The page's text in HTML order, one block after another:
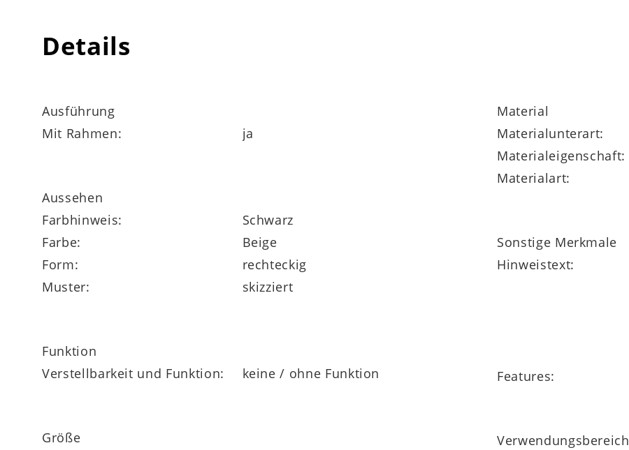
Details
Ausführung
Mit Rahmen:
ja
Aussehen
Farbhinweis:
Schwarz
Farbe:
Beige
Form:
rechteckig
Muster:
skizziert
Funktion
Verstellbarkeit und Funktion:
keine / ohne Funktion
Größe
Material
Materialunterart:
Materialeigenschaft:
Materialart:
Sonstige Merkmale
Hinweistext:
Features:
Verwendungsbereich